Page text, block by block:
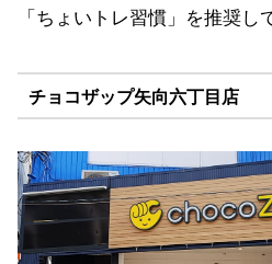
「ちょいトレ習慣」を推奨し
チョコザップ矢向六丁目店